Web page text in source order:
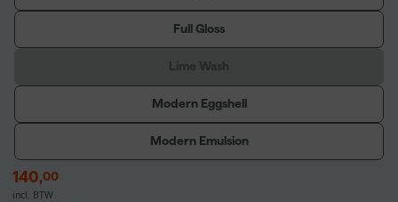
Full Gloss
Modern Eggshell
Modern Emulsion
140,00
incl. BTW